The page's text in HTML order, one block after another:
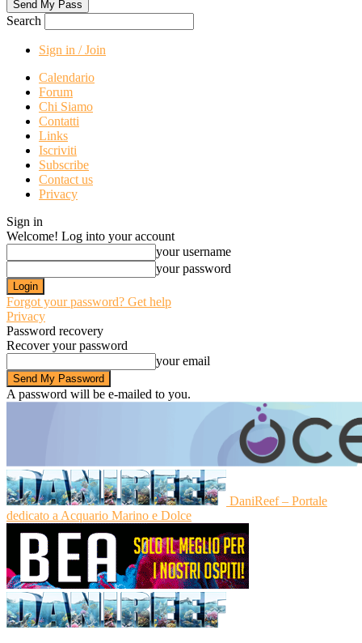
Search
Sign in / Join
Calendario
Forum
Chi Siamo
Contatti
Links
Iscriviti
Subscribe
Contact us
Privacy
Sign in
Welcome! Log into your account
your username
your password
Forgot your password? Get help
Privacy
Password recovery
Recover your password
your email
A password will be e-mailed to you.
DaniReef – Portale
dedicato a Acquario Marino e Dolce